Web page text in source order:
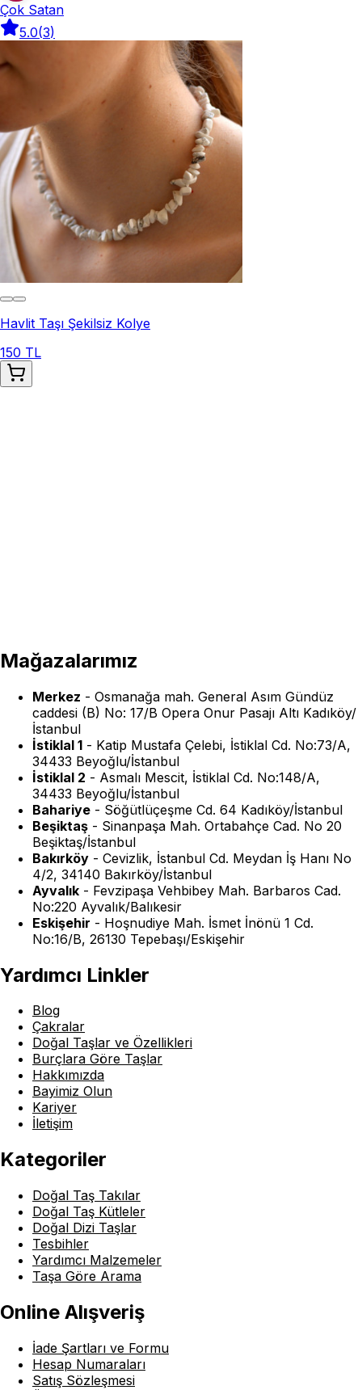
Çok Satan
5.0(3)
Havlit Taşı Şekilsiz Kolye
150 TL
Mağazalarımız
Merkez - Osmanağa mah. General Asım Gündüz
caddesi (B) No: 17/B Opera Onur Pasajı Altı Kadıköy/
İstanbul
İstiklal 1 - Katip Mustafa Çelebi, İstiklal Cd. No:73/A,
34433 Beyoğlu/İstanbul
İstiklal 2 - Asmalı Mescit, İstiklal Cd. No:148/A,
34433 Beyoğlu/İstanbul
Bahariye - Söğütlüçeşme Cd. 64 Kadıköy/İstanbul
Beşiktaş - Sinanpaşa Mah. Ortabahçe Cad. No 20
Beşiktaş/İstanbul
Bakırköy - Cevizlik, İstanbul Cd. Meydan İş Hanı No
4/2, 34140 Bakırköy/İstanbul
Ayvalık - Fevzipaşa Vehbibey Mah. Barbaros Cad.
No:220 Ayvalık/Balıkesir
Eskişehir - Hoşnudiye Mah. İsmet İnönü 1 Cd.
No:16/B, 26130 Tepebaşı/Eskişehir
Yardımcı Linkler
Blog
Çakralar
Doğal Taşlar ve Özellikleri
Burçlara Göre Taşlar
Hakkımızda
Bayimiz Olun
Kariyer
İletişim
Kategoriler
Doğal Taş Takılar
Doğal Taş Kütleler
Doğal Dizi Taşlar
Tesbihler
Yardımcı Malzemeler
Taşa Göre Arama
Online Alışveriş
İade Şartları ve Formu
Hesap Numaraları
Satış Sözleşmesi